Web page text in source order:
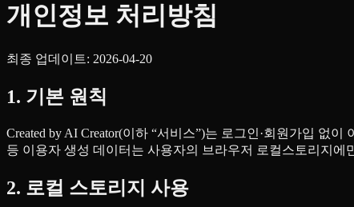
개인정보 처리방침
최종 업데이트: 2026-04-20
1. 기본 원칙
Created by AI Creator(이하 “서비스”)는 로그인·회원가입 없
등 이용자 생성 데이터는 사용자의 브라우저 로컬스토리지에
2. 로컬 스토리지 사용